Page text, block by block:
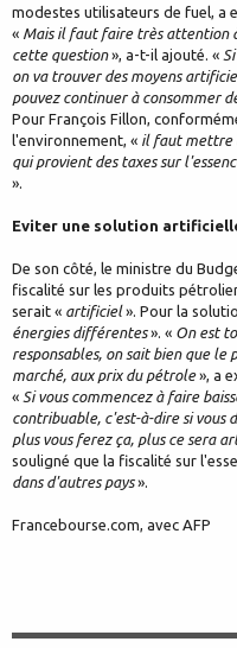
modestes utilisateurs de fuel, a
« Mais il faut faire très attention
cette question», a-t-il ajouté. «
on va trouver des moyens
pouvez continuer à consommer
Pour François Fillon,
l'environnement, « il faut mettre
qui provient des taxes sur
».
Eviter une solution
De son côté, le ministre du
fiscalité sur les produits
serait « artificiel». Pour la
énergies différentes». « On est
responsables, on sait bien que le
marché, aux prix du pétrole», a
« Si vous commencez à faire
contribuable, c'est-à-dire si vous
plus vous ferez ça, plus ce sera
souligné que la fiscalité sur
dans d'autres pays».
Francebourse.com, avec AFP